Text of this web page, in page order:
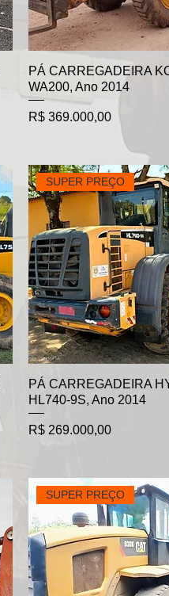
PÁ CARREGADEIRA
WA200, Ano 2014
Preço
R$ 369.000,00
SUPER PREÇO
PÁ CARREGADEIRA
HL740-9S, Ano 2014
Preço
R$ 269.000,00
SUPER PREÇO